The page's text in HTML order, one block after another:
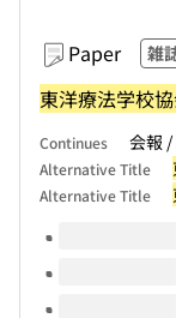
Paper 雑
東洋療法学校
Continues 会報 /
Alternative Title
Alternative Title
Volumes of this title